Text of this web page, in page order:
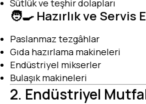
Sütlük ve teşhir dolapları
🧑‍🍳 Hazırlık ve Servis
Paslanmaz tezgâhlar
Gıda hazırlama makineleri
Endüstriyel mikserler
Bulaşık makineleri
2. Endüstriyel